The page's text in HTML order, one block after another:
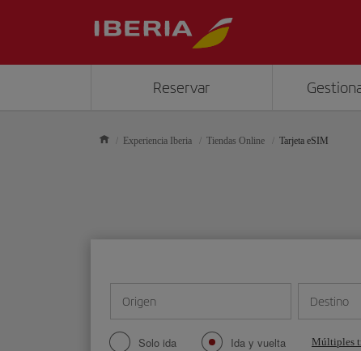
Reservar
Experiencia Iberia Tiendas Online Tarjeta eSIM
Origen Destino
Solo ida Ida y vuelta Múltiples